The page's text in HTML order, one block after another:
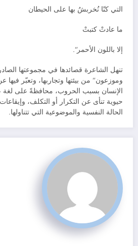
التي كنّا نُخربشُ بها على الحيطان
ما عادتْ كتبتْ
إلا باللون الأحمر”.
تنهل الشاعرة قصائدها في مجموعتها
وموزعون” من بيئتها وتجاربها، وتعبّر
الإنسان بسبب الحروب، محافظةً على لغة
حيوية تنأى عن التكرار أو التكلف،
الحالة النفسية والموضوعية التي تتناولها.